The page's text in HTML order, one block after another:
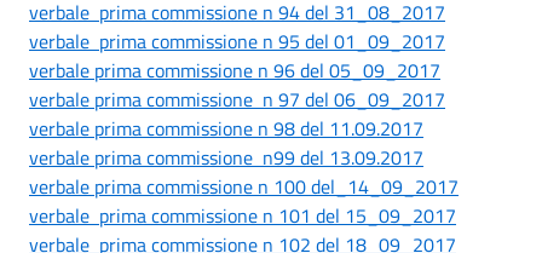
verbale prima commissione n 94 del 31_08_2017
verbale prima commissione n 95 del 01_09_2017
verbale prima commissione n 96 del 05_09_2017
verbale prima commissione n 97 del 06_09_2017
verbale prima commissione n 98 del 11.09.2017
verbale prima commissione n99 del 13.09.2017
verbale prima commissione n 100 del_14_09_2017
verbale prima commissione n 101 del 15_09_2017
verbale prima commissione n 102 del 18_09_2017